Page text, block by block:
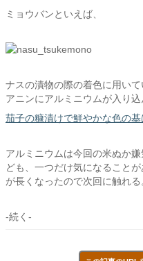
ミョウバンといえば、
ナスの漬物の際の着色に用い
アニンにアルミニウムが入り込
茄子の糠漬けで鮮やかな色の基
アルミニウムは今回の米ぬか
ども、一つだけ気になること
が長くなったので次回に触れる
-続く-